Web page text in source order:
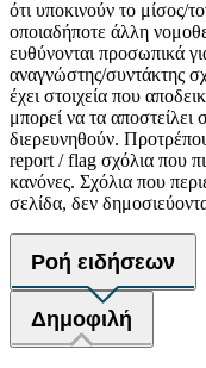
ότι υποκινούν το μίσος/
οποιαδήποτε άλλη
ευθύνονται προσωπικά
αναγνώστης/συντάκτης
έχει στοιχεία που
μπορεί να τα αποστείλει
διερευνηθούν.
report / flag σχόλια που
κανόνες. Σχόλια που
σελίδα, δεν
Ροή ειδήσεων
Δημοφιλή